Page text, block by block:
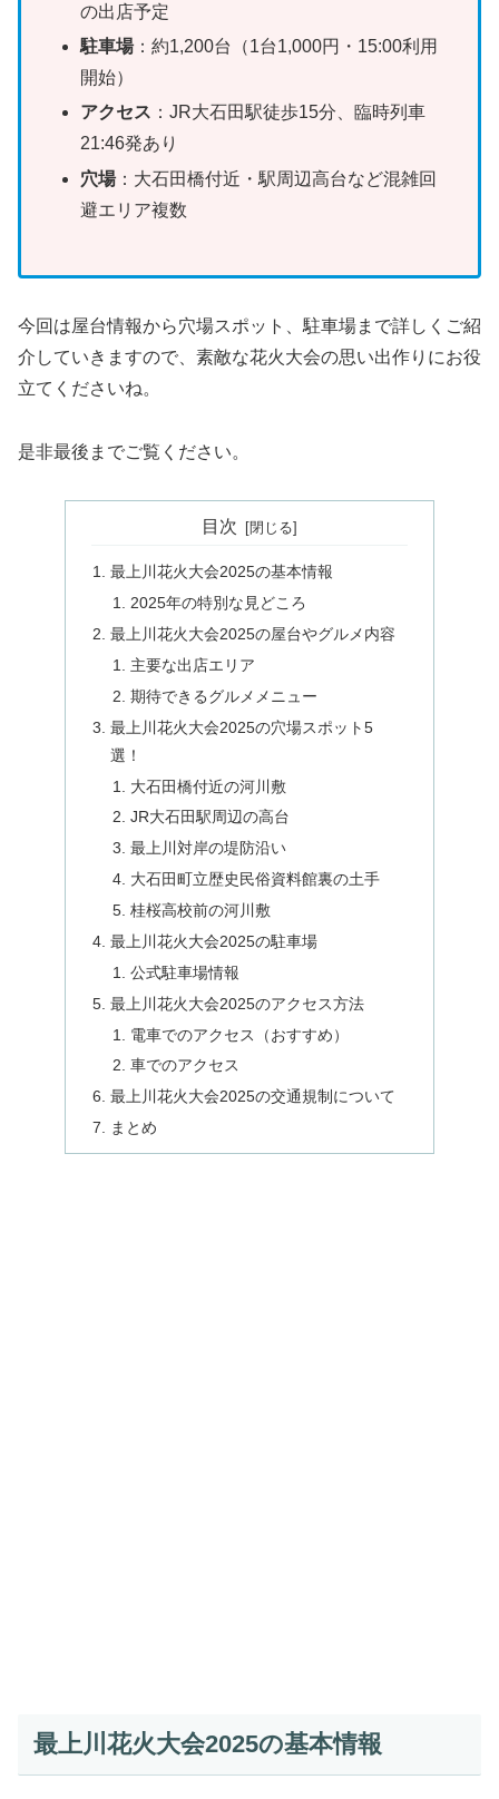
の出店予定
駐車場：約1,200台（1台1,000円・15:00利用
開始）
アクセス ：JR大石田駅徒歩15分、臨時列車
21:46発あり
穴場：大石田橋付近・駅周辺高台など混雑回
避エリア複数
今回は屋台情報から穴場スポット、駐車場まで詳しくご紹
介していきますので、素敵な花火大会の思い出作りにお役
立てくださいね。
是非最後までご覧ください。
目次
最上川花火大会2025の基本情報
2025年の特別な見どころ
最上川花火大会2025の屋台やグルメ内容
主要な出店エリア
期待できるグルメメニュー
最上川花火大会2025の穴場スポット5
選！
大石田橋付近の河川敷
JR大石田駅周辺の高台
最上川対岸の堤防沿い
大石田町立歴史民俗資料館裏の土手
桂桜高校前の河川敷
最上川花火大会2025の駐車場
公式駐車場情報
最上川花火大会2025のアクセス方法
電車でのアクセス（おすすめ）
車でのアクセス
最上川花火大会2025の交通規制について
まとめ
最上川花火大会2025の基本情報